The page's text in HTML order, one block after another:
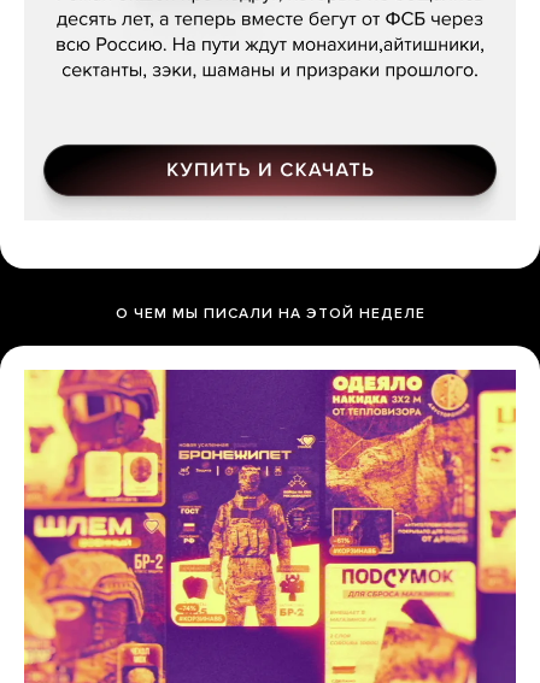
О ЧЕМ МЫ ПИСАЛИ НА ЭТОЙ НЕДЕЛЕ